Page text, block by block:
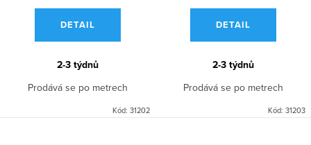
DETAIL
2-3 týdnů
Prodává se po metrech
Kód: 31202
DETAIL
2-3 týdnů
Prodává se po metrech
Kód: 31203